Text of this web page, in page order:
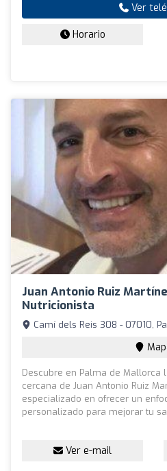
Ver
Horario
Juan Antonio Ruiz
Nutricionista
Camí dels Reis 308 - 07010,
Descubre en Palma de Mallorca
cercana de Juan Antonio Ruiz
especializado en ofrecer un
personalizado para mejorar tu
Ver e-mail